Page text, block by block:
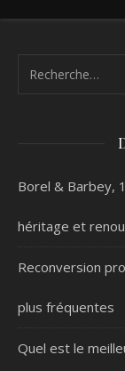
Borel & Barbey,
héritage et
Reconversion
plus fréquentes
Quel est le